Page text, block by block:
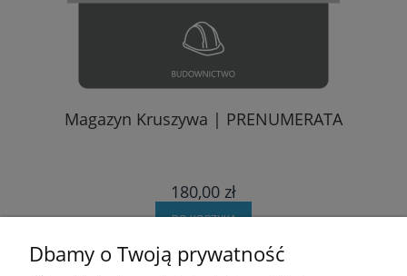
Magazyn Kruszywa | PRENUMERATA
180,00 zł
DO KOSZYKA
Dbamy o Twoją prywatność